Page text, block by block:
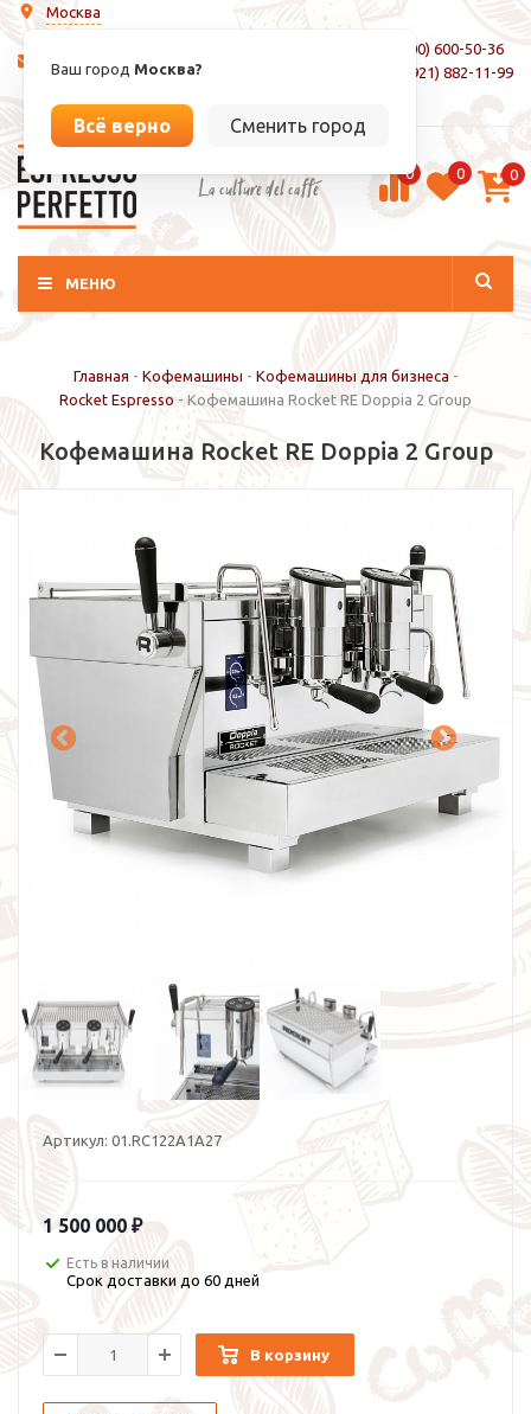
Москва
Ваш город Москва?
Всё верно Сменить город
info@espressoperfetto.ru
8 (800) 600-50-36
+7 (921) 882-11-99
La culture del caffé 0 0 0
МЕНЮ
Главная - Кофемашины - Кофемашины для бизнеса-
Rocket Espresso - Кофемашина Rocket RE Doppia 2 Group
Кофемашина Rocket RE Doppia 2 Group
Артикул: 01.RC122A1A27
1 500 000 ₽
Есть в наличии
Cрок доставки до 60 дней
В корзину